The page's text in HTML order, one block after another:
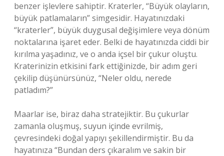
benzer işlevlere sahiptir. Kraterler, “Büyük olayların,
büyük patlamaların” simgesidir. Hayatınızdaki
“kraterler”, büyük duygusal değişimlere veya dönüm
noktalarına işaret eder. Belki de hayatınızda ciddi bir
kırılma yaşadınız, ve o anda içsel bir çukur oluştu.
Kraterinizin etkisini fark ettiğinizde, bir adım geri
çekilip düşünürsünüz, “Neler oldu, nerede
patladım?”
Maarlar ise, biraz daha stratejiktir. Bu çukurlar
zamanla oluşmuş, suyun içinde evrilmiş,
çevresindeki doğal yapıyı şekillendirmiştir. Bu da
hayatınıza “Bundan ders çıkaralım ve sakin bir